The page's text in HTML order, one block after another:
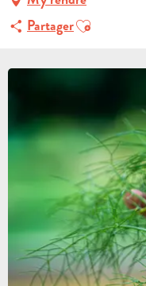
PartagerAjouter aux